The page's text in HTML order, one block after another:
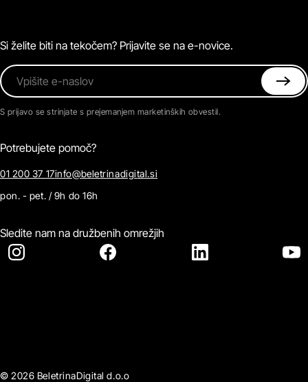
Kontaktirajte nas
Si želite biti na tekočem? Prijavite se na e-novice.
Vpišite e-naslov
S prijavo se strinjate s prejemanjem marketinških obvestil.
Potrebujete pomoč?
01 200 37 17info@beletrinadigital.si
pon. - pet. / 9h do 16h
Sledite nam na družbenih omrežjih
© 2026 BeletrinaDigital d.o.o